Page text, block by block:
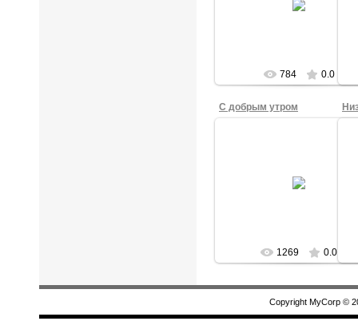
Берёза. Рисовала Вивея С., 4б
784 0.0
С добрым утром
С добрым утром! Рисовала
Анжела А., 4б кл.
1269 0.0
Copyright MyCorp ©